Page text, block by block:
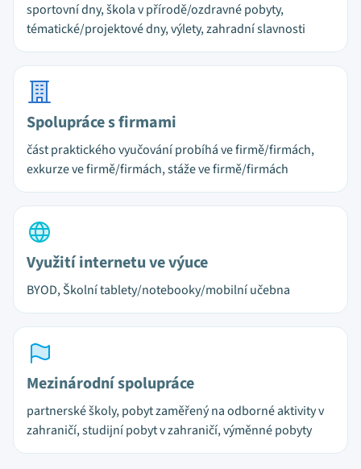
sportovní dny, škola v přírodě/ozdravné pobyty,
tématické/projektové dny, výlety, zahradní slavnosti
Spolupráce s firmami
část praktického vyučování probíhá ve firmě/firmách,
exkurze ve firmě/firmách, stáže ve firmě/firmách
Využití internetu ve výuce
BYOD, Školní tablety/notebooky/mobilní učebna
Mezinárodní spolupráce
partnerské školy, pobyt zaměřený na odborné aktivity v
zahraničí, studijní pobyt v zahraničí, výměnné pobyty